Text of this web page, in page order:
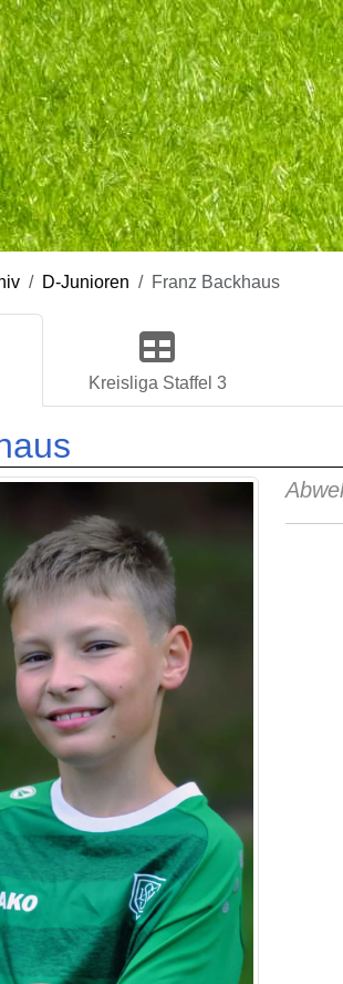
D-Junioren Franz Backhaus
Kreisliga Staffel 3